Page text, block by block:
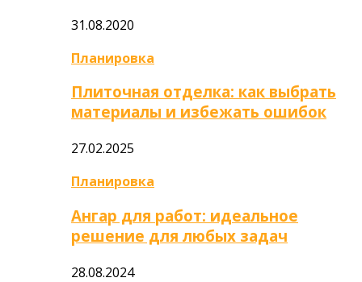
31.08.2020
Планировка
Плиточная отделка: как выбрать
материалы и избежать ошибок
27.02.2025
Планировка
Ангар для работ: идеальное
решение для любых задач
28.08.2024